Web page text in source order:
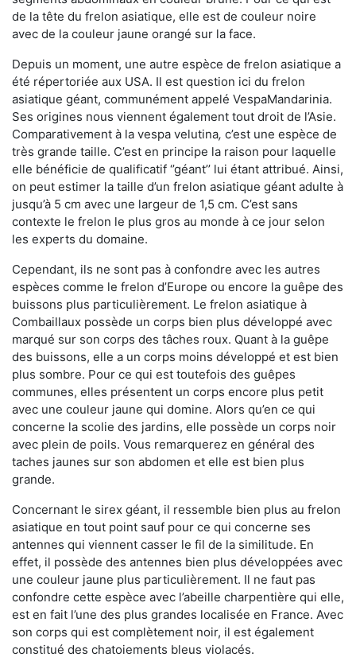
de la tête du frelon asiatique, elle est de couleur noire
avec de la couleur jaune orangé sur la face.
Depuis un moment, une autre espèce de frelon asiatique a
été répertoriée aux USA. Il est question ici du frelon
asiatique géant, communément appelé VespaMandarinia.
Ses origines nous viennent également tout droit de l’Asie.
Comparativement à la vespa velutina, c’est une espèce de
très grande taille. C’est en principe la raison pour laquelle
elle bénéficie de qualificatif ‘’géant’’ lui étant attribué. Ainsi,
on peut estimer la taille d’un frelon asiatique géant adulte à
jusqu’à 5 cm avec une largeur de 1,5 cm. C’est sans
contexte le frelon le plus gros au monde à ce jour selon
les experts du domaine.
Cependant, ils ne sont pas à confondre avec les autres
espèces comme le frelon d’Europe ou encore la guêpe des
buissons plus particulièrement. Le frelon asiatique à
Combaillaux possède un corps bien plus développé avec
marqué sur son corps des tâches roux. Quant à la guêpe
des buissons, elle a un corps moins développé et est bien
plus sombre. Pour ce qui est toutefois des guêpes
communes, elles présentent un corps encore plus petit
avec une couleur jaune qui domine. Alors qu’en ce qui
concerne la scolie des jardins, elle possède un corps noir
avec plein de poils. Vous remarquerez en général des
taches jaunes sur son abdomen et elle est bien plus
grande.
Concernant le sirex géant, il ressemble bien plus au frelon
asiatique en tout point sauf pour ce qui concerne ses
antennes qui viennent casser le fil de la similitude. En
effet, il possède des antennes bien plus développées avec
une couleur jaune plus particulièrement. Il ne faut pas
confondre cette espèce avec l’abeille charpentière qui elle,
est en fait l’une des plus grandes localisée en France. Avec
son corps qui est complètement noir, il est également
constitué des chatoiements bleus violacés.